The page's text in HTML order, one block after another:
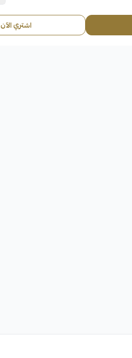
اشتري الآن